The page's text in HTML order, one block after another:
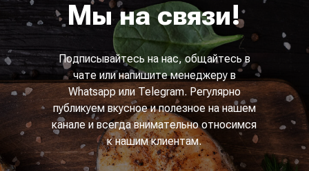
Мы на связи!
Подписывайтесь на нас, общайтесь в
чате или напишите менеджеру в
Whatsapp или Telegram. Регулярно
публикуем вкусное и полезное на нашем
канале и всегда внимательно относимся
к нашим клиентам.